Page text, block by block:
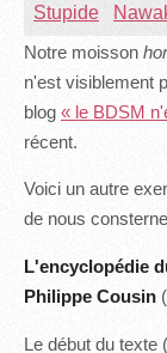
Stupide
Notre moisson
n'est visiblement
blog « le BDSM
récent.
Voici un autre
de nous
L'encyclopédie
Philippe Cousin
Le début du